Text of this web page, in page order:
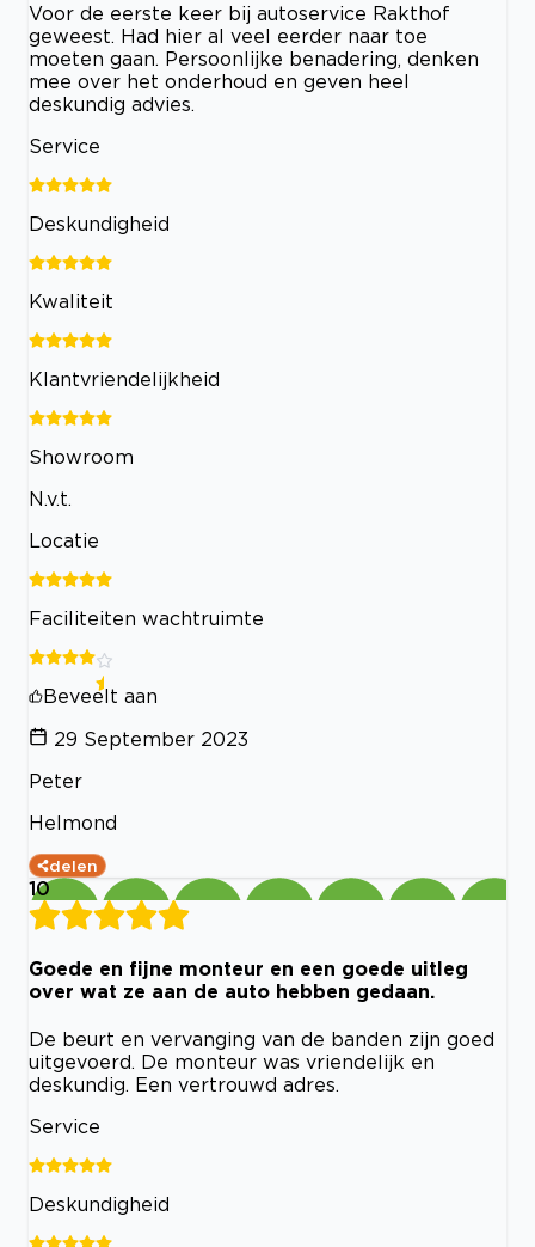
Voor de eerste keer bij autoservice Rakthof
geweest. Had hier al veel eerder naar toe
moeten gaan. Persoonlijke benadering, denken
mee over het onderhoud en geven heel
deskundig advies.
Service
Deskundigheid
Kwaliteit
Klantvriendelijkheid
Showroom
N.v.t.
Locatie
Faciliteiten wachtruimte
Beveelt aan
29 September 2023
Peter
Helmond
delen
10
Goede en fijne monteur en een goede uitleg
over wat ze aan de auto hebben gedaan.
De beurt en vervanging van de banden zijn goed
uitgevoerd. De monteur was vriendelijk en
deskundig. Een vertrouwd adres.
Service
Deskundigheid